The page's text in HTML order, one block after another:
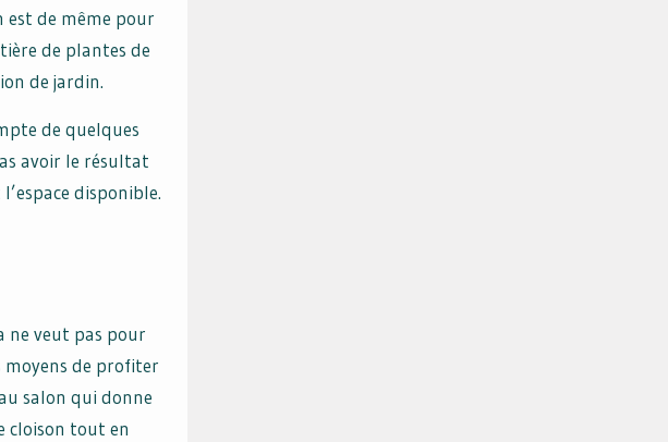
est de même pour
de plantes de
de jardin.
de quelques
avoir le résultat
disponible.
ne veut pas pour
moyens de profiter
salon qui donne
cloison tout en